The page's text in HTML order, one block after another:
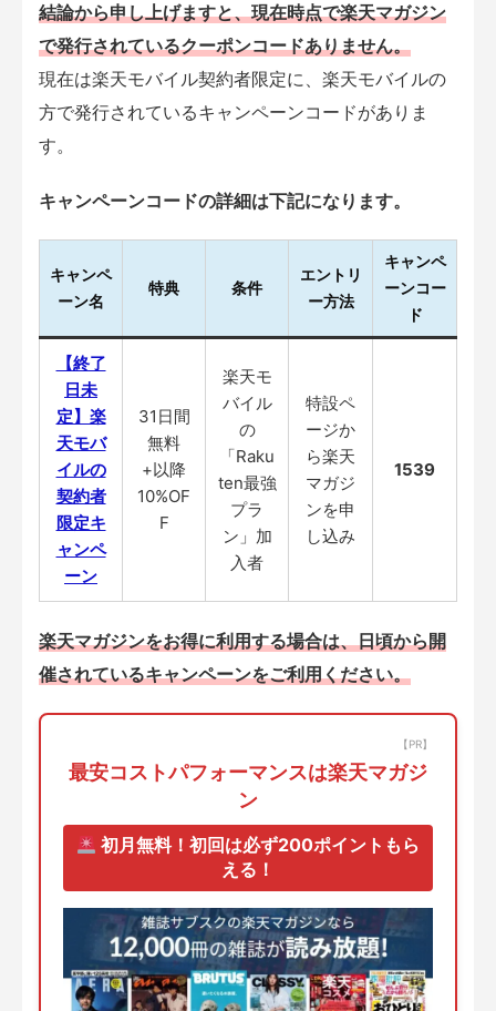
結論から申し上げますと、現在時点で楽天マガジン
で発行されているクーポンコードありません。
現在は楽天モバイル契約者限定に、楽天モバイルの
方で発行されているキャンペーンコードがありま
す。
キャンペーンコードの詳細は下記になります。
キャンペ
ーン名
特典 条件
エントリ
ー方法
キャンペ
ーンコー
ド
【終了
日未
定】楽
天モバ
イルの
契約者
限定キ
ャンペ
ーン
31日間
無料
+以降
10%OF
F
楽天モ
バイル
の
「Raku
ten最強
プラ
ン」加
入者
特設ペ
ージか
ら楽天
マガジ
ンを申
し込み
1539
楽天マガジンをお得に利用する場合は、日頃から開
催されているキャンペーンをご利用ください。
【PR】
最安コストパフォーマンスは楽天マガジ
ン
初月無料！初回は必ず200ポイントもら
える！